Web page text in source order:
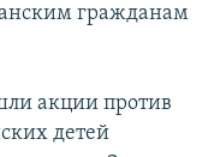
гражданам
акции против
детей